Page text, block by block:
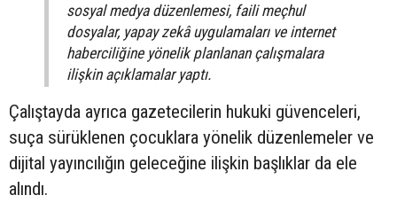
sosyal medya düzenlemesi, faili meçhul
dosyalar, yapay zekâ uygulamaları ve internet
haberciliğine yönelik planlanan çalışmalara
ilişkin açıklamalar yaptı.
Çalıştayda ayrıca gazetecilerin hukuki güvenceleri,
suça sürüklenen çocuklara yönelik düzenlemeler ve
dijital yayıncılığın geleceğine ilişkin başlıklar da ele
alındı.